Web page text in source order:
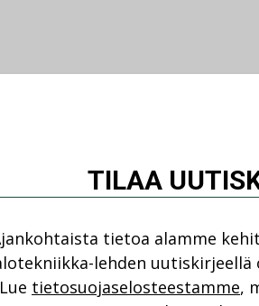
TILAA
tietoa alamme
lehden uutiskirjeellä
Lue tietosuojaselosteestamme,